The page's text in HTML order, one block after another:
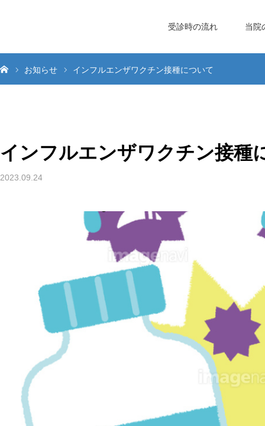
受診時の流れ 当院
お知らせ インフルエンザワクチン接種について
インフルエンザワクチン接種
2023.09.24